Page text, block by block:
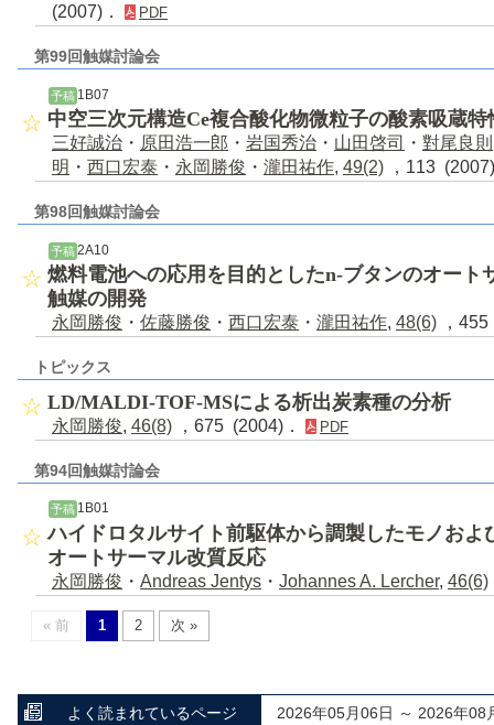
(2007)．
PDF
第99回触媒討論会
予稿 1B07
中空三次元構造Ce複合酸化物微粒子の酸素吸蔵特
三好誠治 ・ 原田浩一郎 ・ 岩国秀治 ・ 山田啓司 ・ 對尾良則
明 ・ 西口宏泰 ・ 永岡勝俊 ・ 瀧田祐作, 49(2) ，113
第98回触媒討論会
予稿 2A10
燃料電池への応用を目的としたn-ブタンのオート
触媒の開発
永岡勝俊 ・ 佐藤勝俊 ・ 西口宏泰 ・ 瀧田祐作, 48(6) ，
トピックス
LD/MALDI-TOF-MSによる析出炭素種の分析
永岡勝俊, 46(8) ，675 (2004)． PDF
第94回触媒討論会
予稿 1B01
ハイドロタルサイト前駆体から調製したモノおよ
オートサーマル改質反応
永岡勝俊 ・ Andreas Jentys ・ Johannes A. Lercher, 46(6)
« 前 1 2 次 »
よく読まれているページ 2026年05月06日 ～ 2026年08